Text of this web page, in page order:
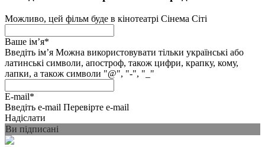
Можливо, цей фільм буде в кінотеатрі Сінема Сіті
Ваше імʼя*
Введіть імʼя Можна використовувати тільки українські або
латинські символи, апостроф, також цифри, крапку, кому,
лапки, а також символи "@", "-", "_"
E-mail*
Введіть e-mail Перевірте e-mail
Надіслати
Ви підписані